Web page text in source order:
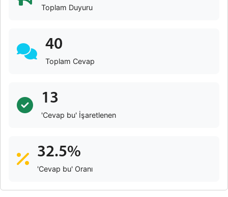
Toplam Duyuru
40
Toplam Cevap
13
'Cevap bu' İşaretlenen
32.5%
'Cevap bu' Oranı